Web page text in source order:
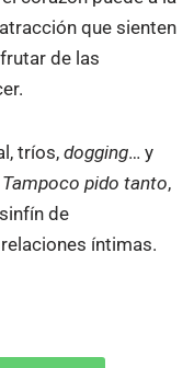
que sienten
de las
tríos, dogging… y
Tampoco pido tanto,
de
íntimas.